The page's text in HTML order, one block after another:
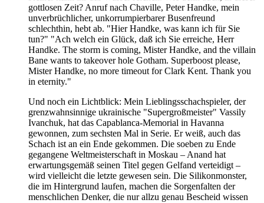
gottlosen Zeit? Anruf nach Chaville, Peter Handke, mein
unverbrüchlicher, unkorrumpierbarer Busenfreund
schlechthin, hebt ab. "Hier Handke, was kann ich für Sie
tun?" "Ach welch ein Glück, daß ich Sie erreiche, Herr
Handke. The storm is coming, Mister Handke, and the villain
Bane wants to takeover hole Gotham. Superboost please,
Mister Handke, no more timeout for Clark Kent. Thank you
in eternity."
Und noch ein Lichtblick: Mein Lieblingsschachspieler, der
grenzwahnsinnige ukrainische "Supergroßmeister" Vassily
Ivanchuk, hat das Capablanca-Memorial in Havanna
gewonnen, zum sechsten Mal in Serie. Er weiß, auch das
Schach ist an ein Ende gekommen. Die soeben zu Ende
gegangene Weltmeisterschaft in Moskau – Anand hat
erwartungsgemäß seinen Titel gegen Gelfand verteidigt –
wird vielleicht die letzte gewesen sein. Die Silikonmonster,
die im Hintergrund laufen, machen die Sorgenfalten der
menschlichen Denker, die nur allzu genau Bescheid wissen